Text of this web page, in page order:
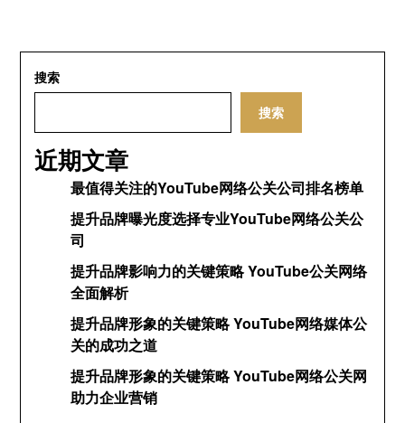
搜索
搜索
近期文章
最值得关注的YouTube网络公关公司排名榜单
提升品牌曝光度选择专业YouTube网络公关公
司
提升品牌影响力的关键策略 YouTube公关网络
全面解析
提升品牌形象的关键策略 YouTube网络媒体公
关的成功之道
提升品牌形象的关键策略 YouTube网络公关网
助力企业营销